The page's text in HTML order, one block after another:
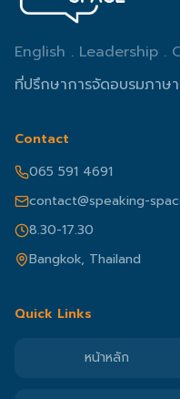
English . Leadership .
ที่ปรึกษาการจัดอบรมภาษ
Contact
065 591 4691
contact@speaking-
8.30-17.30
Bangkok, Thailand
Quick Links
หน้าหลัก